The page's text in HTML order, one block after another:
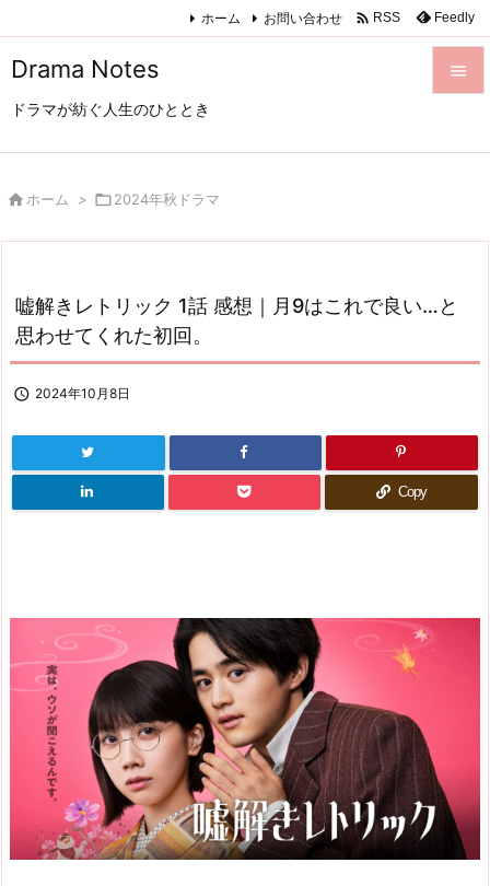
Drama Notes
ドラマが紡ぐ人生のひととき

次へ
検索
ホーム お問い合わせ  RSS Feedly
 ホーム > 2024年秋ドラマ
嘘解きレトリック 1話 感想｜月9はこれで良い…と
思わせてくれた初回。
 2024年10月8日
Copy